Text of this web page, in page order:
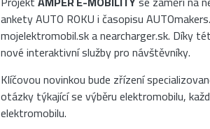
ankety AUTO ROKU i časopisu
mojelektromobil.sk a nearcharger.sk. Díky
nové interaktivní služby pro návštěvníky.
Klíčovou novinkou bude zřízení
otázky týkající se výběru elektromobilu,
elektromobilu.